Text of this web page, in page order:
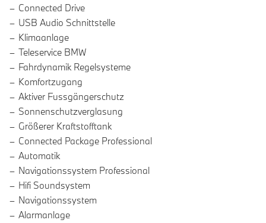
Connected Drive
USB Audio Schnittstelle
Klimaanlage
Teleservice BMW
Fahrdynamik Regelsysteme
Komfortzugang
Aktiver Fussgängerschutz
Sonnenschutzverglasung
Größerer Kraftstofftank
Connected Package Professional
Automatik
Navigationssystem Professional
Hifi Soundsystem
Navigationssystem
Alarmanlage